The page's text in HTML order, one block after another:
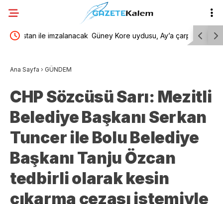
Güney Kore uydusu, Ay’a çarpan SpaceX
Ana Sayfa › GÜNDEM
CHP Sözcüsü Sarı: Mezitli
Belediye Başkanı Serkan
Tuncer ile Bolu Belediye
Başkanı Tanju Özcan
tedbirli olarak kesin
çıkarma cezası istemiyle